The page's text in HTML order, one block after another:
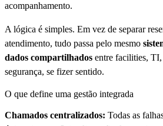
acompanhamento.
A lógica é simples. Em vez de separar
atendimento, tudo passa pelo mesmo
dados compartilhados entre facilities, TI,
segurança, se fizer sentido.
O que define uma gestão integrada
Chamados centralizados: Todas as